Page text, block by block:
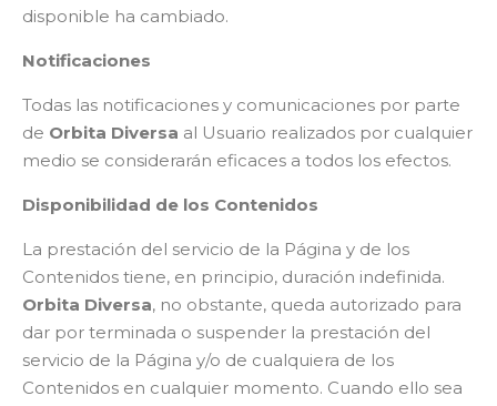
disponible ha cambiado.
Notificaciones
Todas las notificaciones y comunicaciones por parte
de Orbita Diversa al Usuario realizados por cualquier
medio se considerarán eficaces a todos los efectos.
Disponibilidad de los Contenidos
La prestación del servicio de la Página y de los
Contenidos tiene, en principio, duración indefinida.
Orbita Diversa, no obstante, queda autorizado para
dar por terminada o suspender la prestación del
servicio de la Página y/o de cualquiera de los
Contenidos en cualquier momento. Cuando ello sea